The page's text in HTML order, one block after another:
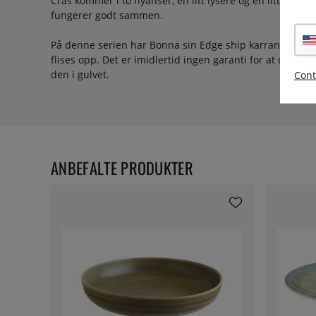
fungerer godt sammen.
På denne serien har Bonna sin Edge ship karranty som
flises opp. Det er imidlertid ingen garanti for at den
den i gulvet.
ANBEFALTE PRODUKTER